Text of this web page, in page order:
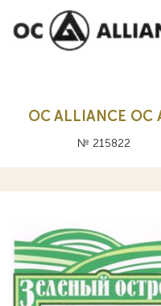
OC ALLIANCE ОС
№ 215822